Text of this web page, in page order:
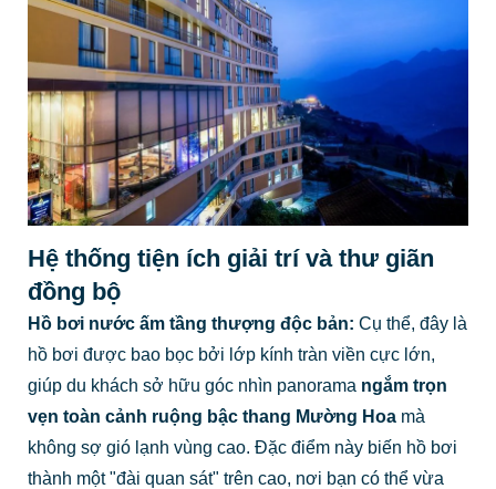
Hệ thống tiện ích giải trí và thư giãn
đồng bộ
Hồ bơi nước ấm tầng thượng độc bản: Cụ thể, đây là
hồ bơi được bao bọc bởi lớp kính tràn viền cực lớn,
giúp du khách sở hữu góc nhìn panorama ngắm trọn
vẹn toàn cảnh ruộng bậc thang Mường Hoamà
không sợ gió lạnh vùng cao. Đặc điểm này biến hồ bơi
thành một "đài quan sát" trên cao, nơi bạn có thể vừa